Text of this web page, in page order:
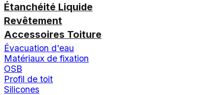
Étanchéité Liquide
Revêtement
Accessoires Toiture
Évacuation d'eau
Matériaux de fixation
OSB
Profil de toit
Silicones